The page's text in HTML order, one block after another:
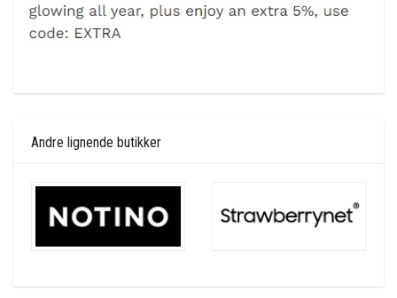
Andre lignende butikker